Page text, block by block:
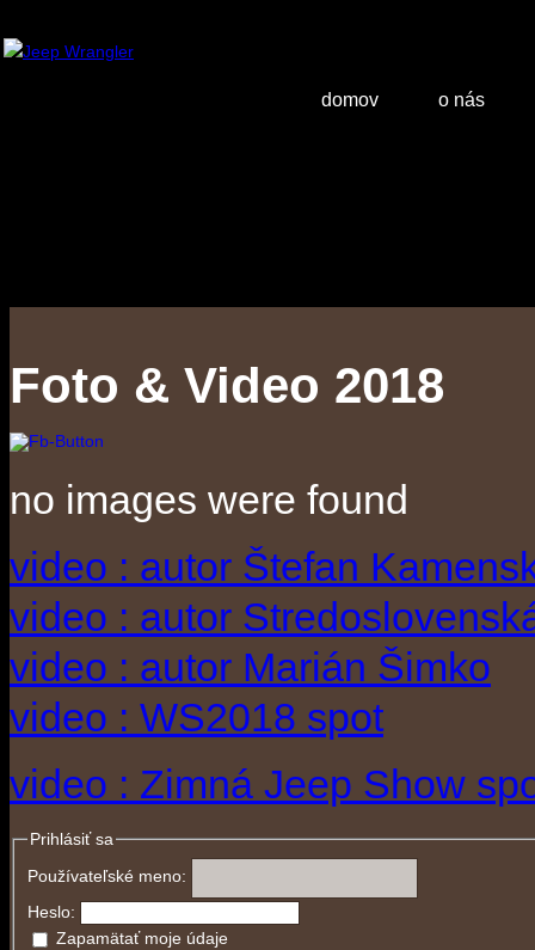
domov o nás
Foto & Video 2018
no images were found
video : autor Štefan
video : autor
video : autor Marián Šimko
video : WS2018 spot
video : Zimná Jeep Show
Prihlásiť sa
Používateľské meno:
Heslo:
Zapamätať moje údaje